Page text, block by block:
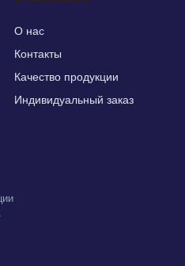
О нас
Контакты
Качество продукции
Индивидуальный заказ